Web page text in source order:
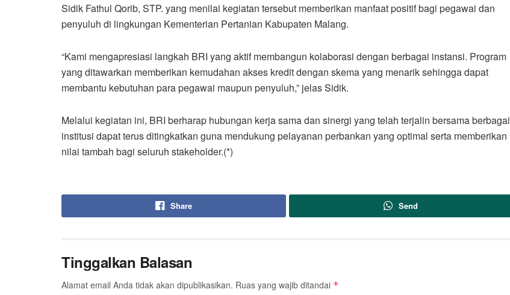
Sidik Fathul Qorib, STP. yang menilai kegiatan tersebut memberikan manfaat positif bagi pegawai dan
penyuluh di lingkungan Kementerian Pertanian Kabupaten Malang.
“Kami mengapresiasi langkah BRI yang aktif membangun kolaborasi dengan berbagai instansi. Program
yang ditawarkan memberikan kemudahan akses kredit dengan skema yang menarik sehingga dapat
membantu kebutuhan para pegawai maupun penyuluh,” jelas Sidik.
Melalui kegiatan ini, BRI berharap hubungan kerja sama dan sinergi yang telah terjalin bersama berbagai
institusi dapat terus ditingkatkan guna mendukung pelayanan perbankan yang optimal serta memberikan
nilai tambah bagi seluruh stakeholder.(*)
Share Send
Tinggalkan Balasan
Alamat email Anda tidak akan dipublikasikan. Ruas yang wajib ditandai *